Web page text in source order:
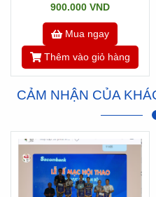
900.000 VND
Mua ngay
Thêm vào giỏ hàng
CẢM NHẬN CỦA